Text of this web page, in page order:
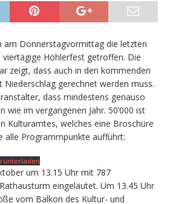
am Donnerstagvormittag die letzten
Höhlerfest getroffen. Die
zeigt, dass auch in den kommenden
Niederschlag gerechnet werden muss.
dass mindestens genauso
wie im vergangenen Jahr. 50’000 ist
Kulturamtes, welches eine Broschüre
alle Programmpunkte aufführt:
um 13.15 Uhr mit 787
eingeläutet. Um 13.45 Uhr
vom Balkon des Kultur- und